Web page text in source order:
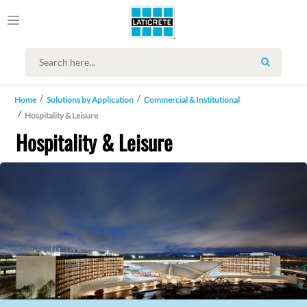
SEARCH
Home Solutions by Application
Commercial & Institutional
Hospitality & Leisure
Hospitality & Leisure